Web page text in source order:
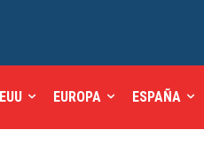
EUROPA ESPAÑA